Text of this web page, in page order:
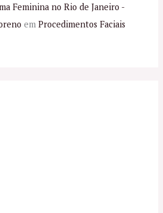
Feminina no Rio de Janeiro -
em Procedimentos Faciais